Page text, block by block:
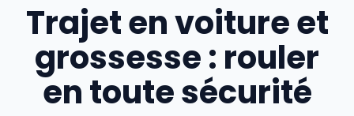
Trajet en voiture et
grossesse : rouler
en toute sécurité